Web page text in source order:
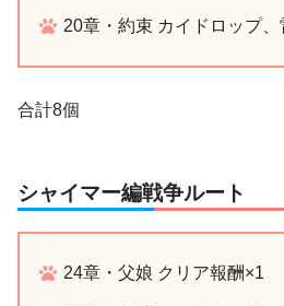
20章・約束 カイドロップ
合計8個
シャイマー編戦争ルート
24章・父娘 クリア報酬×1